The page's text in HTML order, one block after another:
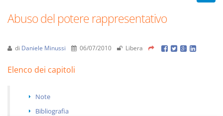
Abuso del potere rappresentativo
di Daniele Minussi 06/07/2010 Libera
Elenco dei capitoli
Note
Bibliografia